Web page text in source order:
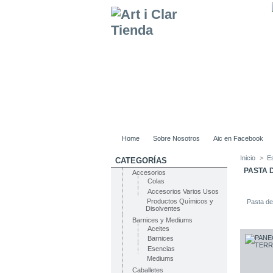
Home Sobre Nosotros Aic en Facebook
CATEGORÍAS
Accesorios
Colas
Accesorios Varios Usos
Productos Químicos y
Disolventes
Barnices y Mediums
Aceites
Barnices
Esencias
Mediums
Caballetes
Inicio >
PASTA
Pasta